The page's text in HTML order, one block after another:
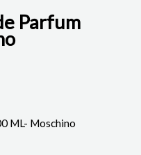
Parfum
ML- Moschino